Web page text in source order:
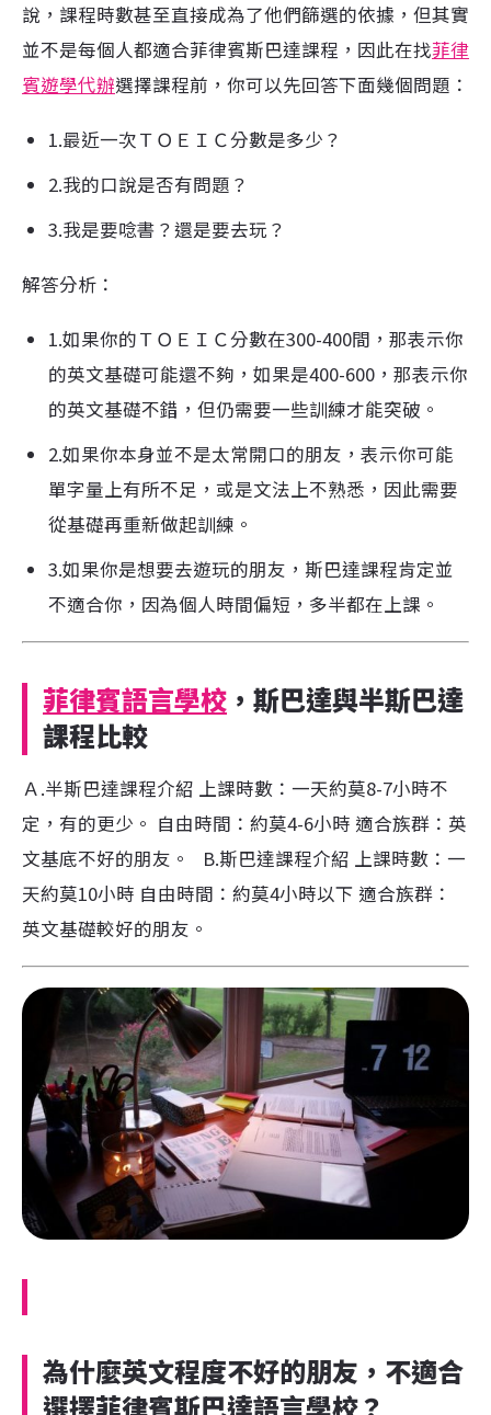
說，課程時數甚至直接成為了他們篩選的依據，但其實
並不是每個人都適合菲律賓斯巴達課程，因此在找菲律
賓遊學代辦選擇課程前，你可以先回答下面幾個問題：
1.最近一次ＴＯＥＩＣ分數是多少？
2.我的口說是否有問題？
3.我是要唸書？還是要去玩？
解答分析：
1.如果你的ＴＯＥＩＣ分數在300-400間，那表示你
的英文基礎可能還不夠，如果是400-600，那表示你
的英文基礎不錯，但仍需要一些訓練才能突破。
2.如果你本身並不是太常開口的朋友，表示你可能
單字量上有所不足，或是文法上不熟悉，因此需要
從基礎再重新做起訓練。
3.如果你是想要去遊玩的朋友，斯巴達課程肯定並
不適合你，因為個人時間偏短，多半都在上課。
菲律賓語言學校 ，斯巴達與半斯巴達
課程比較
Ａ.半斯巴達課程介紹 上課時數：一天約莫8-7小時不
定，有的更少。 自由時間：約莫4-6小時 適合族群：英
文基底不好的朋友。 B.斯巴達課程介紹 上課時數：一
天約莫10小時 自由時間：約莫4小時以下 適合族群：
英文基礎較好的朋友。
為什麼英文程度不好的朋友，不適合